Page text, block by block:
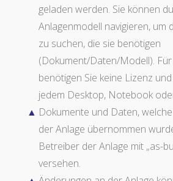
geladen werden. Sie können
Anlagenmodell navigieren, um
zu suchen, die sie benötigen
(Dokument/Daten/Modell).
benötigen Sie keine Lizenz
jedem Desktop, Notebook
Dokumente und Daten,
der Anlage übernommen
Betreiber der Anlage mit „as-
versehen.